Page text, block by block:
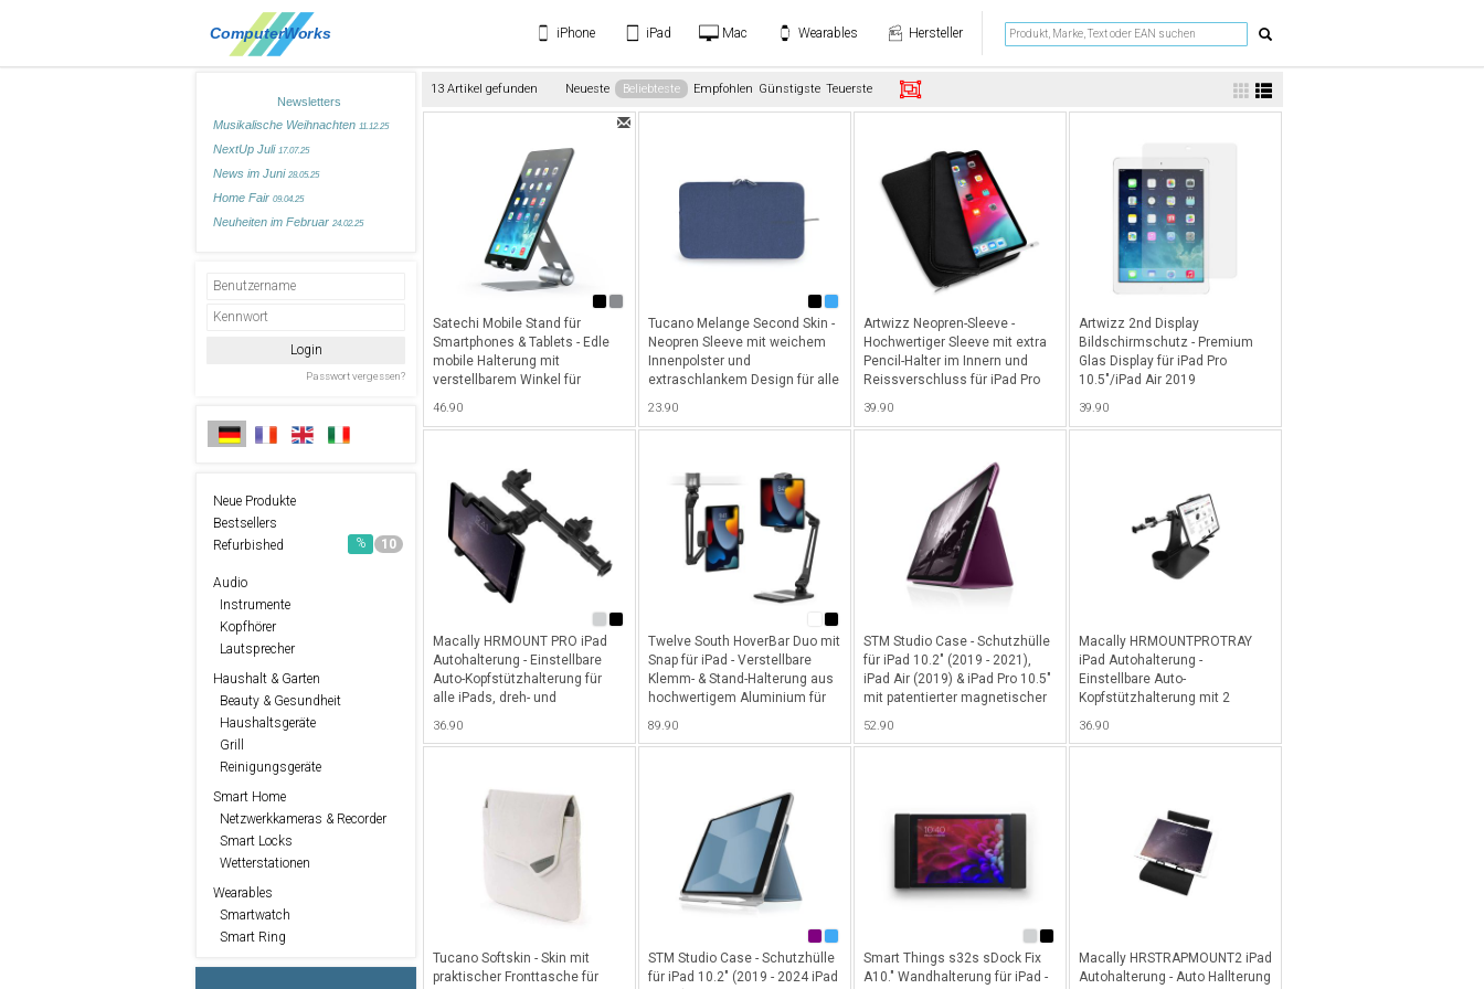
iPhone iPad Mac Wearables Hersteller
Newsletters
Musikalische Weihnachten 11.12.25
NextUp Juli 17.07.25
News im Juni 28.05.25
Home Fair 09.04.25
Neuheiten im Februar 24.02.25
Neue Produkte
Bestsellers
Refurbished
10
%
Audio
Instrumente
Kopfhörer
Lautsprecher
Haushalt & Garten
Beauty & Gesundheit
Haushaltsgeräte
Grill
Reinigungsgeräte
Smart Home
Netzwerkkameras & Recorder
Smart Locks
Wetterstationen
Wearables
Smartwatch
Smart Ring
13 Artikel gefunden Neueste Beliebteste Empfohlen Günstigste Teuerste
Satechi Mobile Stand für
Smartphones & Tablets - Edle
mobile Halterung mit
verstellbarem Winkel für
46.90
Tucano Melange Second Skin -
Neopren Sleeve mit weichem
Innenpolster und
extraschlankem Design für alle
23.90
Artwizz Neopren-Sleeve -
Hochwertiger Sleeve mit extra
Pencil-Halter im Innern und
Reissverschluss für iPad Pro
39.90
Artwizz 2nd Display
Bildschirmschutz - Premium
Glas Display für iPad Pro
10.5"/iPad Air 2019
39.90
Macally HRMOUNT PRO iPad
Autohalterung - Einstellbare
Auto-Kopfstützhalterung für
alle iPads, dreh- und
36.90
Twelve South HoverBar Duo mit
Snap für iPad - Verstellbare
Klemm- & Stand-Halterung aus
hochwertigem Aluminium für
System - Schwarz
89.90
STM Studio Case - Schutzhülle
für iPad 10.2" (2019 - 2021),
iPad Air (2019) & iPad Pro 10.5"
mit patentierter magnetischer
Dark Purple
52.90
Macally HRMOUNTPROTRAY
iPad Autohalterung -
Einstellbare Auto-
Kopfstützhalterung mit 2
Tischablage für alle iPads,
36.90
Tucano Softskin - Skin mit
praktischer Fronttasche für
STM Studio Case - Schutzhülle
für iPad 10.2" (2019 - 2024 iPad
Smart Things s32s sDock Fix
A10." Wandhalterung für iPad -
Macally HRSTRAPMOUNT2 iPad
Autohalterung - Auto Hallterung